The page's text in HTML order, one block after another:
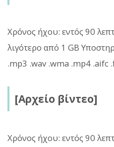
Χρόνος ήχου: εντός 90
λιγότερο από 1 GB
.mp3 .wav .wma .mp4 .aifc
[Αρχείο βίντεο]
Χρόνος ήχου: εντός 90